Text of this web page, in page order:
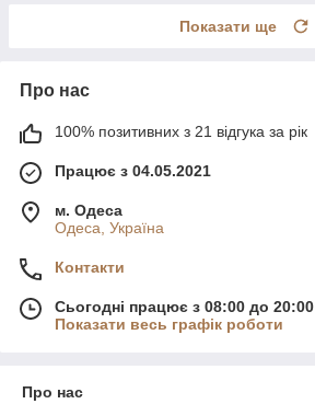
Показати ще
Про нас
100% позитивних з 21 відгука за рік
Працює з 04.05.2021
м. Одеса
Одеса, Україна
Контакти
Сьогодні працює з 08:00 до 20:00
Показати весь графік роботи
Про нас